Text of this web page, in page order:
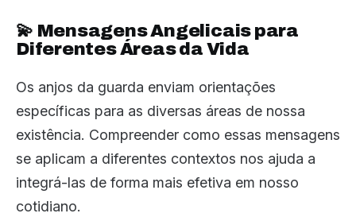
💫 Mensagens Angelicais para
Diferentes Áreas da Vida
Os anjos da guarda enviam orientações
específicas para as diversas áreas de nossa
existência. Compreender como essas mensagens
se aplicam a diferentes contextos nos ajuda a
integrá-las de forma mais efetiva em nosso
cotidiano.